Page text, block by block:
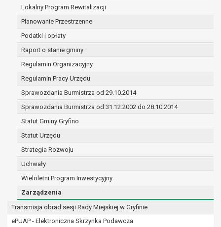
Lokalny Program Rewitalizacji
Planowanie Przestrzenne
Podatki i opłaty
Raport o stanie gminy
Regulamin Organizacyjny
Regulamin Pracy Urzędu
Sprawozdania Burmistrza od 29.10.2014
Sprawozdania Burmistrza od 31.12.2002 do 28.10.2014
Statut Gminy Gryfino
Statut Urzędu
Strategia Rozwoju
Uchwały
Wieloletni Program Inwestycyjny
Zarządzenia
Transmisja obrad sesji Rady Miejskiej w Gryfinie
ePUAP - Elektroniczna Skrzynka Podawcza
(merytorycznych), a także obowiązków i
zadań zleconych przez instytucje
nadrzędne wobec Gminy;
zawarcia i realizacji umów;
ochrony żywotnych interesów osoby, której
wykonania zadania realizowanego w
interesie publicznym lub w ramach
sprawowania władzy publicznej
powierzonej administratorowi;
w pozostałych przypadkach dane osobowe
przetwarzane są wyłącznie na podstawie
wcześniej udzielonej zgody w zakresie i celu
określonym w treści zgody.
W związku z przetwarzaniem danych w celu
wskazanym w pkt. 3, dane osobowe mogą być
udostępniane innym upoważnionym odbiorcom lub
kategoriom odbiorców danych osobowych.
Odbiorcami mogą być:
podmioty, które przetwarzają dane
osobowe w imieniu administratora na